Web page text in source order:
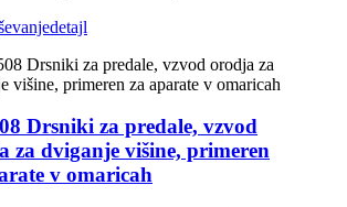
detajl
Drsniki za predale, vzvod
za dviganje višine, primeren
v omaricah